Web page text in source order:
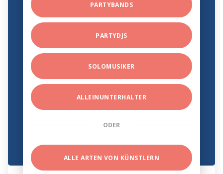
PARTYBANDS
PARTYDJS
SOLOMUSIKER
ALLEINUNTERHALTER
ODER
ALLE ARTEN VON KÜNSTLERN